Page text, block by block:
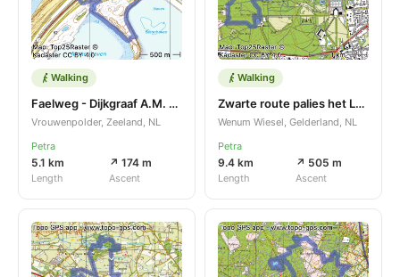
Walking
Faelweg - Dijkgraaf A.M. Gelukweg
Vrouwenpolder, Zeeland, NL
Petra
5.1 km
Length
↗ 174 m
Ascent
Walking
Zwarte route palies het Loo
Wenum Wiesel, Gelderland, NL
Petra
9.4 km
Length
↗ 505 m
Ascent